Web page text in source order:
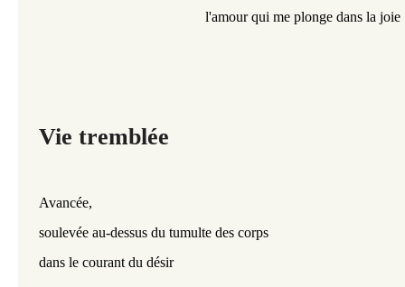
l'amour qui me plonge dans la joie
Vie tremblée
Avancée,
soulevée au-dessus du tumulte des corps
dans le courant du désir